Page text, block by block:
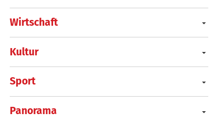
Wirtschaft
Kultur
Sport
Panorama